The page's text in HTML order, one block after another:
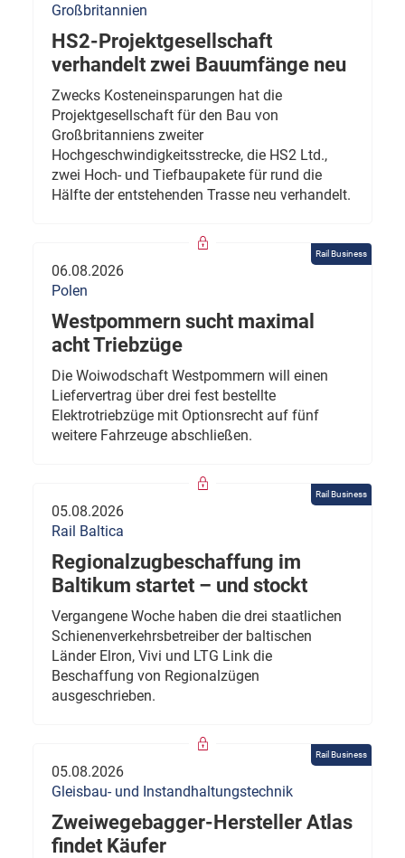
Großbritannien
HS2-Projektgesellschaft
verhandelt zwei Bauumfänge neu
Zwecks Kosteneinsparungen hat die
Projektgesellschaft für den Bau von
Großbritanniens zweiter
Hochgeschwindigkeitsstrecke, die HS2 Ltd.,
zwei Hoch- und Tiefbaupakete für rund die
Hälfte der entstehenden Trasse neu verhandelt.
Rail Business
06.08.2026
Polen
Westpommern sucht maximal
acht Triebzüge
Die Woiwodschaft Westpommern will einen
Liefervertrag über drei fest bestellte
Elektrotriebzüge mit Optionsrecht auf fünf
weitere Fahrzeuge abschließen.
Rail Business
05.08.2026
Rail Baltica
Regionalzugbeschaffung im
Baltikum startet – und stockt
Vergangene Woche haben die drei staatlichen
Schienenverkehrsbetreiber der baltischen
Länder Elron, Vivi und LTG Link die
Beschaffung von Regionalzügen
ausgeschrieben.
Rail Business
05.08.2026
Gleisbau- und Instandhaltungstechnik
Zweiwegebagger-Hersteller Atlas
findet Käufer